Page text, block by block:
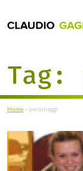
Tag:
Home » personaggi